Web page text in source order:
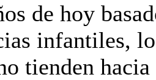
de hoy
infantiles,
tienden